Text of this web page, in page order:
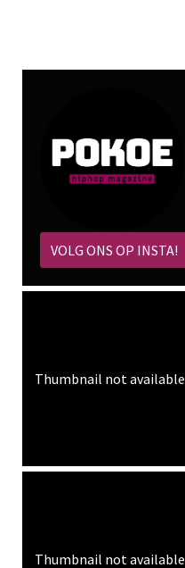
VOLG ONS OP INSTA!
Thumbnail not available
Thumbnail not available